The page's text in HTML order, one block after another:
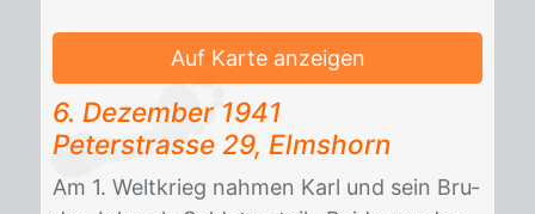
Auf Karte anzeigen
6. De­zem­ber 1941
Pe­ter­stras­se 29, Elms­horn
Am 1. Welt­krieg nah­men Karl und sein Bru­